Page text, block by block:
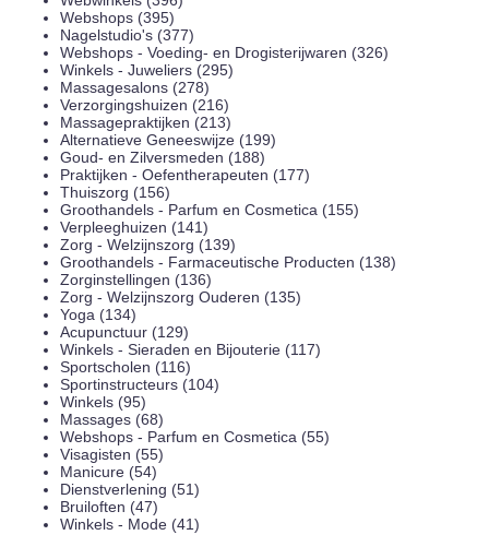
Webshops (395)
Nagelstudio's (377)
Webshops - Voeding- en Drogisterijwaren (326)
Winkels - Juweliers (295)
Massagesalons (278)
Verzorgingshuizen (216)
Massagepraktijken (213)
Alternatieve Geneeswijze (199)
Goud- en Zilversmeden (188)
Praktijken - Oefentherapeuten (177)
Thuiszorg (156)
Groothandels - Parfum en Cosmetica (155)
Verpleeghuizen (141)
Zorg - Welzijnszorg (139)
Groothandels - Farmaceutische Producten (138)
Zorginstellingen (136)
Zorg - Welzijnszorg Ouderen (135)
Yoga (134)
Acupunctuur (129)
Winkels - Sieraden en Bijouterie (117)
Sportscholen (116)
Sportinstructeurs (104)
Winkels (95)
Massages (68)
Webshops - Parfum en Cosmetica (55)
Visagisten (55)
Manicure (54)
Dienstverlening (51)
Bruiloften (47)
Winkels - Mode (41)